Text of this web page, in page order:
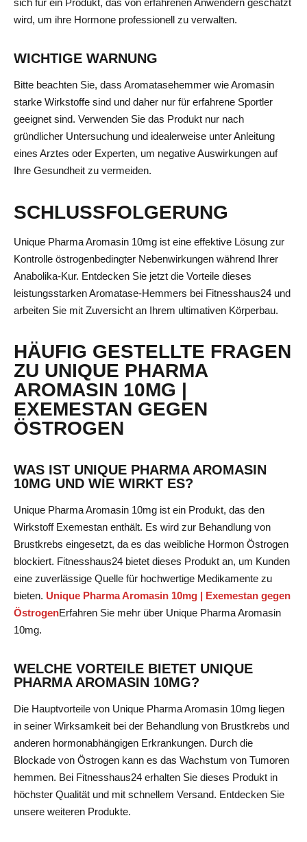
wird, um ihre Hormone professionell zu verwalten.
WICHTIGE WARNUNG
Bitte beachten Sie, dass Aromatasehemmer wie Aromasin
starke Wirkstoffe sind und daher nur für erfahrene Sportler
geeignet sind. Verwenden Sie das Produkt nur nach
gründlicher Untersuchung und idealerweise unter Anleitung
eines Arztes oder Experten, um negative Auswirkungen auf
Ihre Gesundheit zu vermeiden.
SCHLUSSFOLGERUNG
Unique Pharma Aromasin 10mg ist eine effektive Lösung zur
Kontrolle östrogenbedingter Nebenwirkungen während Ihrer
Anabolika-Kur. Entdecken Sie jetzt die Vorteile dieses
leistungsstarken Aromatase-Hemmers bei Fitnesshaus24 und
arbeiten Sie mit Zuversicht an Ihrem ultimativen Körperbau.
HÄUFIG GESTELLTE FRAGEN
ZU UNIQUE PHARMA
AROMASIN 10MG |
EXEMESTAN GEGEN
ÖSTROGEN
WAS IST UNIQUE PHARMA AROMASIN
10MG UND WIE WIRKT ES?
Unique Pharma Aromasin 10mg ist ein Produkt, das den
Wirkstoff Exemestan enthält. Es wird zur Behandlung von
Brustkrebs eingesetzt, da es das weibliche Hormon Östrogen
blockiert. Fitnesshaus24 bietet dieses Produkt an, um Kunden
eine zuverlässige Quelle für hochwertige Medikamente zu
bieten. Unique Pharma Aromasin 10mg | Exemestan gegen
ÖstrogenErfahren Sie mehr über Unique Pharma Aromasin
10mg.
WELCHE VORTEILE BIETET UNIQUE
PHARMA AROMASIN 10MG?
Die Hauptvorteile von Unique Pharma Aromasin 10mg liegen
in seiner Wirksamkeit bei der Behandlung von Brustkrebs und
anderen hormonabhängigen Erkrankungen. Durch die
Blockade von Östrogen kann es das Wachstum von Tumoren
hemmen. Bei Fitnesshaus24 erhalten Sie dieses Produkt in
höchster Qualität und mit schnellem Versand. Entdecken Sie
unsere weiteren Produkte.